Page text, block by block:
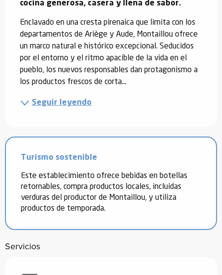
cocina generosa, casera y llena de sabor.
Enclavado en una cresta pirenaica que limita con los
departamentos de Ariège y Aude, Montaillou ofrece
un marco natural e histórico excepcional. Seducidos
por el entorno y el ritmo apacible de la vida en el
pueblo, los nuevos responsables dan protagonismo a
los productos frescos de corta...
Seguir leyendo
Turismo sostenible
Este establecimiento ofrece bebidas en botellas
retornables, compra productos locales, incluidas
verduras del productor de Montaillou, y utiliza
productos de temporada.
Servicios